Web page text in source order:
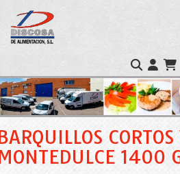
1400